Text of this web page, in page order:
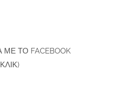
ΤΟ FACEBOOK